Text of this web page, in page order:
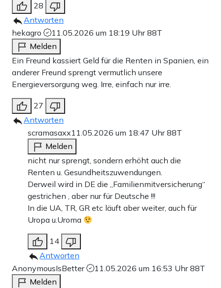
28
Antworten
hekagro
11.05.2026 um 18:19 Uhr88T
Melden
Ein Freund kassiert Geld für die Renten in Spanien, ein
anderer Freund sprengt vermutlich unsere
Energieversorgung weg. Irre, einfach nur irre.
27
Antworten
scramasaxx11.05.2026 um 18:47 Uhr88T
Melden
nicht nur sprengt, sondern erhöht auch die
Renten u. Gesundheitszuwendungen.
Derweil wird in DE die „Familienmitversicherung“
gestrichen , aber nur für Deutsche !!!
In die UA, TR, GR etc läuft aber weiter, auch für
Uropa u.Uroma
14
Antworten
AnonymousIsBetter
11.05.2026 um 16:53 Uhr88T
Melden